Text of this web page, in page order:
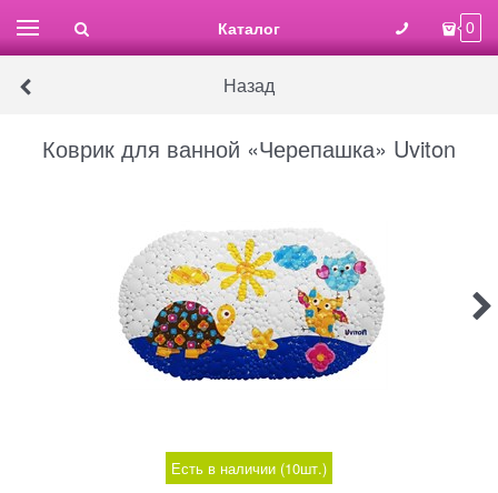
Каталог 0
Назад
Коврик для ванной «Черепашка» Uviton
Есть в наличии (10шт.)